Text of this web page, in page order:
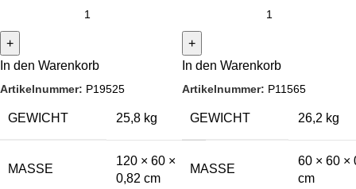
In den Warenkorb
Artikelnummer: P19525
GEWICHT 25,8 kg
MASSE
120 × 60 ×
0,82 cm
In den Warenkorb
Artikelnummer: P11565
GEWICHT 26,2 kg
MASSE
60 × 60 ×
cm